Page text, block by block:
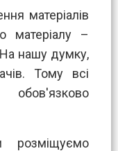
матеріалів
матеріалу –
нашу думку,
Тому всі